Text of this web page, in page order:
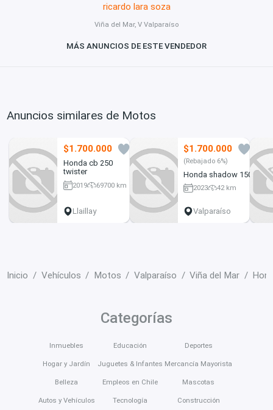
ricardo lara soza
Viña del Mar, V Valparaíso
MÁS ANUNCIOS DE ESTE VENDEDOR
Anuncios similares de Motos
$1.700.000
Honda cb 250
twister
2019
69700 km
Llaillay
$1.700.000
(Rebajado 6%)
Honda shadow 150
2023
42 km
Valparaíso
Inicio Vehículos Motos Valparaíso Viña del Mar
Categorías
Inmuebles
Hogar y Jardín
Belleza
Autos y Vehículos
Educación
Juguetes & Infantes
Empleos en Chile
Tecnología
Deportes
Mercancía Mayorista
Mascotas
Construcción